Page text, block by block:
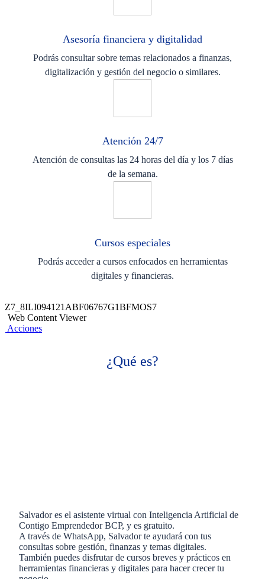
Asesoría financiera y digitalidad
Podrás consultar sobre temas relacionados a finanzas,
digitalización y gestión del negocio o similares.
Atención 24/7
Atención de consultas las 24 horas del día y los 7 días
de la semana.
Cursos especiales
Podrás acceder a cursos enfocados en herramientas
digitales y financieras.
Z7_8ILI094121ABF06767G1BFMOS7
Web Content Viewer
Acciones
Salvador es el asistente virtual con Inteligencia Artificial de
Contigo Emprendedor BCP, y es gratuito.
A través de WhatsApp, Salvador te ayudará con tus
consultas sobre gestión, finanzas y temas digitales.
También puedes disfrutar de cursos breves y prácticos en
herramientas financieras y digitales para hacer crecer tu
¿Qué es?